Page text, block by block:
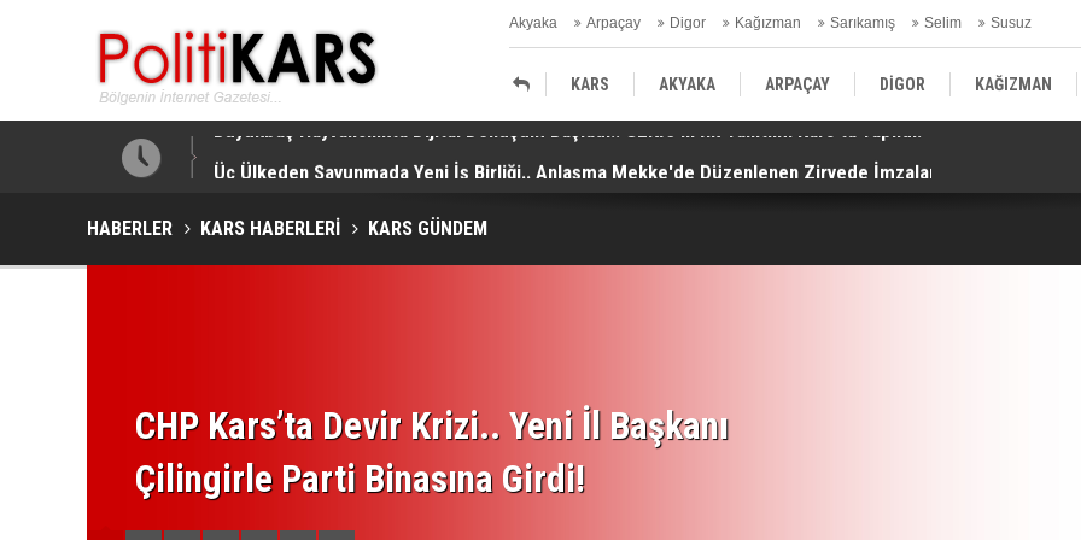
Akyaka Arpaçay Digor Kağızman Sarıkamış Selim Susuz
Kars Gündem
KARS AKYAKA ARPAÇAY DİGOR KAĞIZMAN
Üç Ülkeden Savunmada Yeni İş Birliği.. Anlaşma Mekke'de Düzenlenen Zirvede İmzalandı!
HABERLER KARS HABERLERİ KARS GÜNDEM
CHP Kars’ta Devir Krizi.. Yeni İl Başkanı
Çilingirle Parti Binasına Girdi!